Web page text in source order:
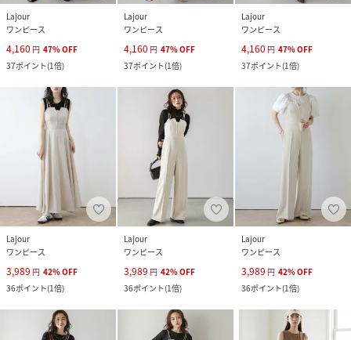
Lajour
ワンピース
4,160 円 47%OFF
37ポイント(1倍)
Lajour
ワンピース
4,160 円 47%OFF
37ポイント(1倍)
Lajour
ワンピース
4,160 円 47%OFF
37ポイント(1倍)
Lajour
ワンピース
3,989 円 42%OFF
36ポイント(1倍)
Lajour
ワンピース
3,989 円 42%OFF
36ポイント(1倍)
Lajour
ワンピース
3,989 円 42%OFF
36ポイント(1倍)